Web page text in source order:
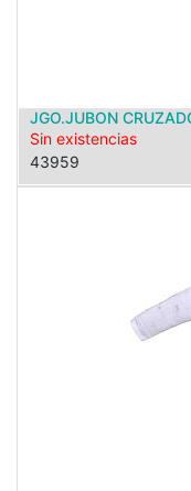
JGO.JUBON
Sin existencias
43959